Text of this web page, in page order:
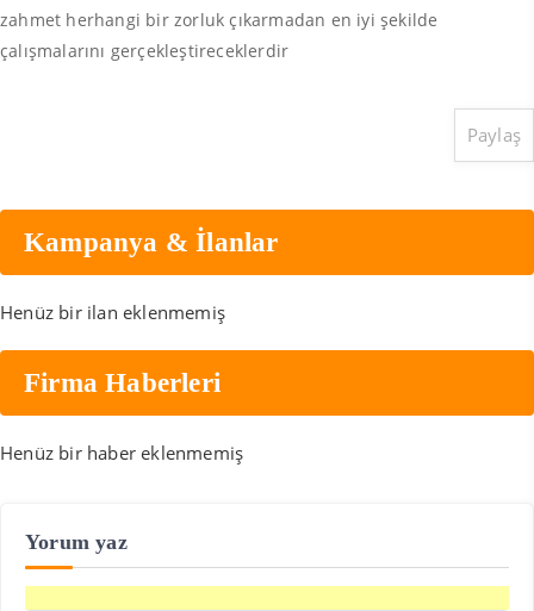
zahmet herhangi bir zorluk çıkarmadan en iyi şekilde
çalışmalarını gerçekleştireceklerdir
Paylaş
Kampanya & İlanlar
Henüz bir ilan eklenmemiş
Firma Haberleri
Henüz bir haber eklenmemiş
Yorum yaz